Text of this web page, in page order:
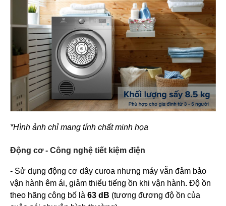
*Hình ảnh chỉ mang tính chất minh họa
Động cơ - Công nghệ tiết kiệm điện
- Sử dụng động cơ dây curoa nhưng máy vẫn đảm bảo
vận hành êm ái, giảm thiểu tiếng ồn khi vận hành. Độ ồn
theo hãng công bố là 63 dB (tương đương độ ồn của